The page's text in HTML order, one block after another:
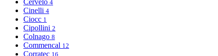
Cervelo 4
Cinelli 4
Ciocc 1
Cipollini 2
Colnago 8
Commencal 12
Corratec 16